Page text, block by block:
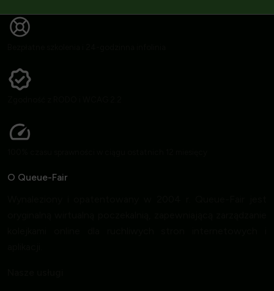
O Queue-Fair